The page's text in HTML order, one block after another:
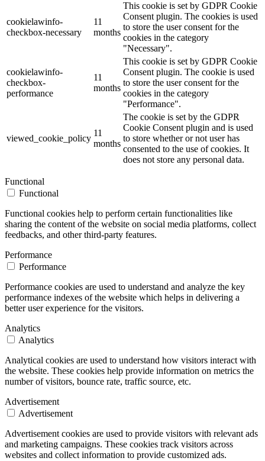
cookielawinfo-
checkbox-necessary
11
months
This cookie is set by GDPR Cookie
Consent plugin. The cookies is used
to store the user consent for the
cookies in the category
"Necessary".
cookielawinfo-
checkbox-
performance
11
months
This cookie is set by GDPR Cookie
Consent plugin. The cookie is used
to store the user consent for the
cookies in the category
"Performance".
viewed_cookie_policy
11
months
The cookie is set by the GDPR
Cookie Consent plugin and is used
to store whether or not user has
consented to the use of cookies. It
does not store any personal data.
Functional
Functional
Functional cookies help to perform certain functionalities like
sharing the content of the website on social media platforms, collect
feedbacks, and other third-party features.
Performance
Performance
Performance cookies are used to understand and analyze the key
performance indexes of the website which helps in delivering a
better user experience for the visitors.
Analytics
Analytics
Analytical cookies are used to understand how visitors interact with
the website. These cookies help provide information on metrics the
number of visitors, bounce rate, traffic source, etc.
Advertisement
Advertisement
Advertisement cookies are used to provide visitors with relevant ads
and marketing campaigns. These cookies track visitors across
websites and collect information to provide customized ads.